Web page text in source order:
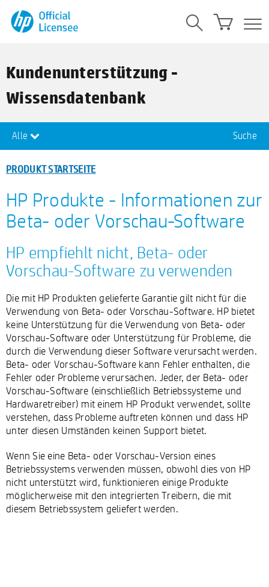
Kundenunterstützung -
Wissensdatenbank
Alle Suche
PRODUKT STARTSEITE
HP Produkte - Informationen zur
Beta- oder Vorschau-Software
HP empfiehlt nicht, Beta- oder
Vorschau-Software zu verwenden
Die mit HP Produkten gelieferte Garantie gilt nicht für die
Verwendung von Beta- oder Vorschau-Software. HP bietet
keine Unterstützung für die Verwendung von Beta- oder
Vorschau-Software oder Unterstützung für Probleme, die
durch die Verwendung dieser Software verursacht werden.
Beta- oder Vorschau-Software kann Fehler enthalten, die
Fehler oder Probleme verursachen. Jeder, der Beta- oder
Vorschau-Software (einschließlich Betriebssysteme und
Hardwaretreiber) mit einem HP Produkt verwendet, sollte
verstehen, dass Probleme auftreten können und dass HP
unter diesen Umständen keinen Support bietet.
Wenn Sie eine Beta- oder Vorschau-Version eines
Betriebssystems verwenden müssen, obwohl dies von HP
nicht unterstützt wird, funktionieren einige Produkte
möglicherweise mit den integrierten Treibern, die mit
diesem Betriebssystem geliefert werden.